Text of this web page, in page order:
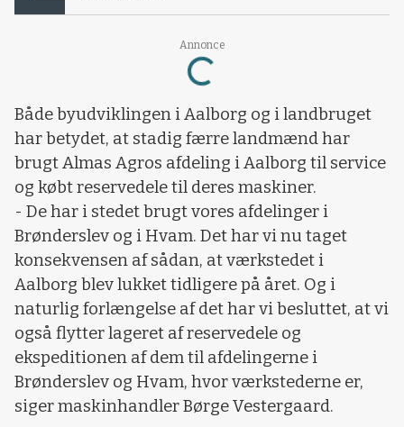
Annonce
Loading...
Både byudviklingen i Aalborg og i landbruget
har betydet, at stadig færre landmænd har
brugt Almas Agros afdeling i Aalborg til service
og købt reservedele til deres maskiner.
- De har i stedet brugt vores afdelinger i
Brønderslev og i Hvam. Det har vi nu taget
konsekvensen af sådan, at værkstedet i
Aalborg blev lukket tidligere på året. Og i
naturlig forlængelse af det har vi besluttet, at vi
også flytter lageret af reservedele og
ekspeditionen af dem til afdelingerne i
Brønderslev og Hvam, hvor værkstederne er,
siger maskinhandler Børge Vestergaard.